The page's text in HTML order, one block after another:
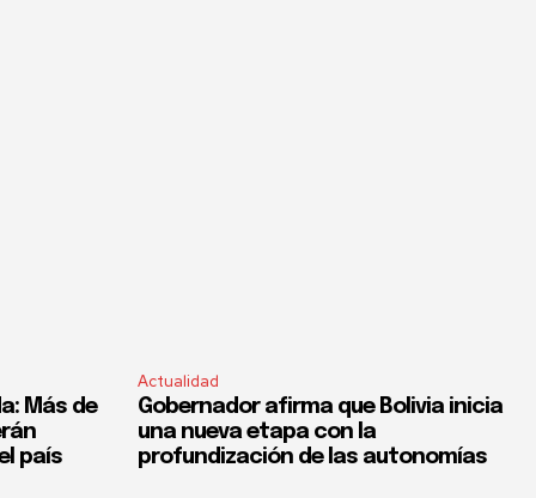
Más de
país
Actualidad
Gobernador afirma que Bolivia inicia
una nueva etapa con la
profundización de las autonomías